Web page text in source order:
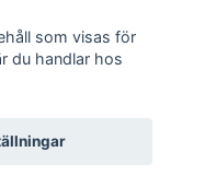
som visas för
du handlar hos